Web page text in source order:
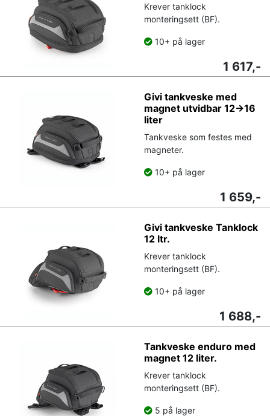
Krever tanklock
monteringsett (BF).
10+ på lager
1 617,-
Givi tankveske med
magnet utvidbar 12->16
liter
Tankveske som festes med
magneter.
10+ på lager
1 659,-
Givi tankveske Tanklock
12 ltr.
Krever tanklock
monteringsett (BF).
10+ på lager
1 688,-
Tankveske enduro med
magnet 12 liter.
Krever tanklock
monteringsett (BF).
5 på lager